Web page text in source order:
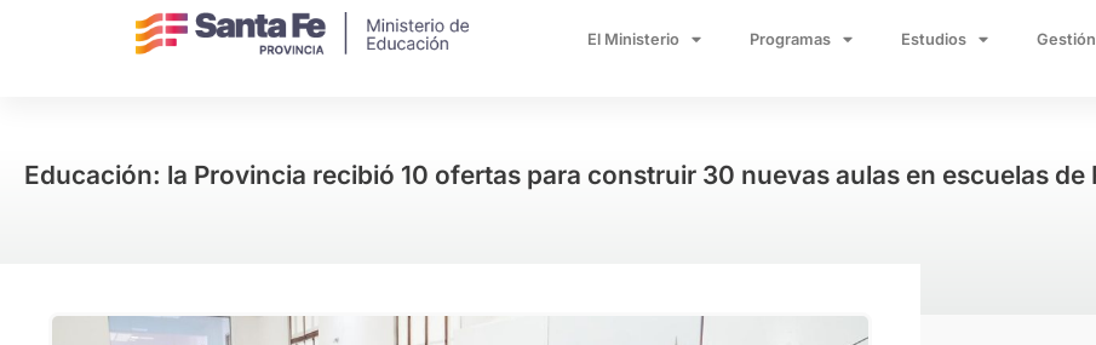
El Ministerio Programas Estudios
Educación: la Provincia recibió 10 ofertas para construir 30 nuevas aulas en escuelas de